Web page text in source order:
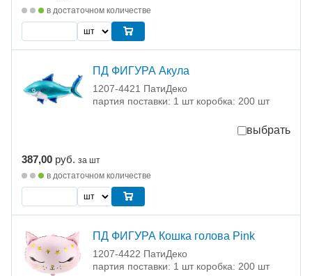
в достаточном количестве
ПД ФИГУРА Акула
1207-4421 ПатиДеко
партия поставки: 1 шт коробка: 200 шт
выбрать
387,00 руб. за шт
в достаточном количестве
ПД ФИГУРА Кошка голова Pink
1207-4422 ПатиДеко
партия поставки: 1 шт коробка: 200 шт